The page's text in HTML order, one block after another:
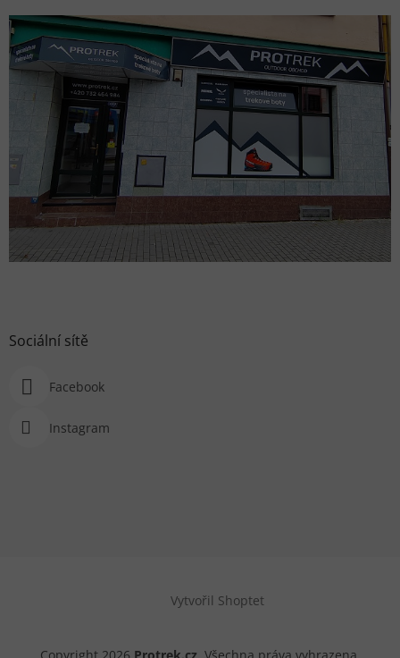
Sociální sítě
Facebook
Instagram
Vytvořil Shoptet